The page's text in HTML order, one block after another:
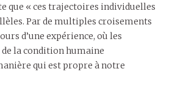
que « ces trajectoires individuelles
Par de multiples croisements
d’une expérience, où les
la condition humaine
qui est propre à notre